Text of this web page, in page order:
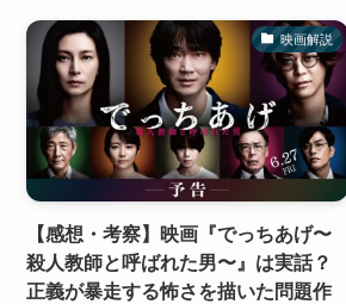
映画解説
【感想・考察】映画『でっちあげ〜
殺人教師と呼ばれた男〜』は実話？
正義が暴走する怖さを描いた問題作